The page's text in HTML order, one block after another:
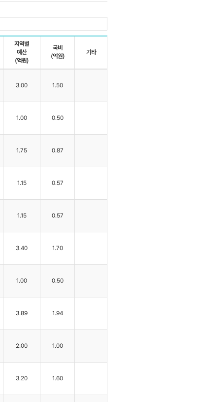
지역별
예산
(억원)
국비
(억원)
기타
3.00 1.50
1.00 0.50
1.75 0.87
1.15 0.57
1.15 0.57
3.40 1.70
1.00 0.50
3.89 1.94
2.00 1.00
3.20 1.60